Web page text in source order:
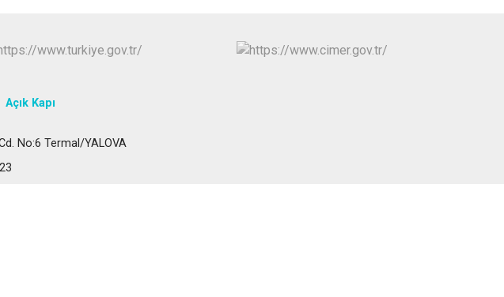
Açık Kapı
No:6 Termal/YALOVA